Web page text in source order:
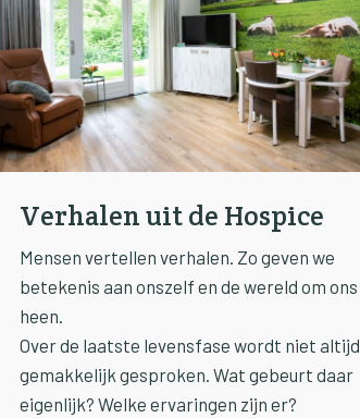
Verhalen uit de Hospice
Mensen vertellen verhalen. Zo geven we
betekenis aan onszelf en de wereld om ons
heen.
Over de laatste levensfase wordt niet altijd
gemakkelijk gesproken. Wat gebeurt daar
eigenlijk? Welke ervaringen zijn er?